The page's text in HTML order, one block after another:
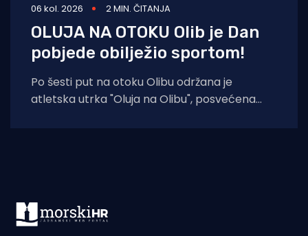
06 kol. 2026 2 MIN. ČITANJA
OLUJA NA OTOKU Olib je Dan
pobjede obilježio sportom!
Po šesti put na otoku Olibu održana je
atletska utrka "Oluja na Olibu", posvećena